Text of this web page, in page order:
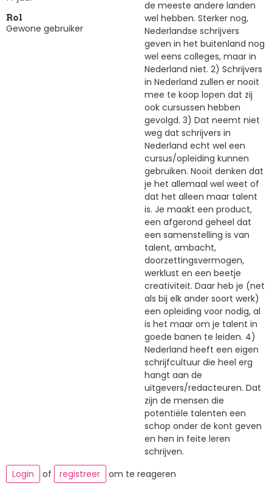
Rol
Gewone gebruiker
de meeste andere landen
wel hebben. Sterker nog,
Nederlandse schrijvers
geven in het buitenland nog
wel eens colleges, maar in
Nederland niet. 2) Schrijvers
in Nederland zullen er nooit
mee te koop lopen dat zij
ook cursussen hebben
gevolgd. 3) Dat neemt niet
weg dat schrijvers in
Nederland echt wel een
cursus/opleiding kunnen
gebruiken. Nooit denken dat
je het allemaal wel weet of
dat het alleen maar talent
is. Je maakt een product,
een afgerond geheel dat
een samenstelling is van
talent, ambacht,
doorzettingsvermogen,
werklust en een beetje
creativiteit. Daar heb je (net
als bij elk ander soort werk)
een opleiding voor nodig, al
is het maar om je talent in
goede banen te leiden. 4)
Nederland heeft een eigen
schrijfcultuur die heel erg
hangt aan de
uitgevers/redacteuren. Dat
zijn de mensen die
potentiële talenten een
schop onder de kont geven
en hen in feite leren
schrijven.
Login
of registreer om te reageren